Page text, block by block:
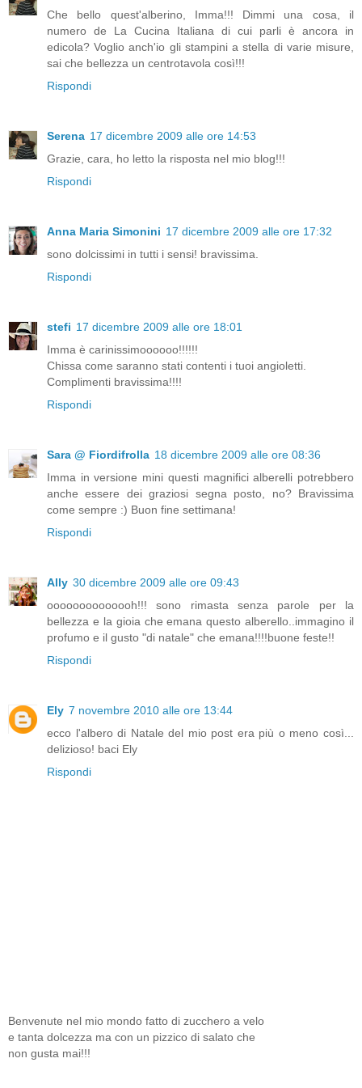
Che bello quest'alberino, Imma!!! Dimmi una cosa, il
numero de La Cucina Italiana di cui parli è ancora in
edicola? Voglio anch'io gli stampini a stella di varie misure,
sai che bellezza un centrotavola così!!!
Rispondi
Serena 17 dicembre 2009 alle ore 14:53
Grazie, cara, ho letto la risposta nel mio blog!!!
Rispondi
Anna Maria Simonini 17 dicembre 2009 alle ore 17:32
sono dolcissimi in tutti i sensi! bravissima.
Rispondi
stefi 17 dicembre 2009 alle ore 18:01
Imma è carinissimoooooo!!!!!!
Chissa come saranno stati contenti i tuoi angioletti.
Complimenti bravissima!!!!
Rispondi
Sara @ Fiordifrolla 18 dicembre 2009 alle ore 08:36
Imma in versione mini questi magnifici alberelli potrebbero
anche essere dei graziosi segna posto, no? Bravissima
come sempre :) Buon fine settimana!
Rispondi
Ally 30 dicembre 2009 alle ore 09:43
oooooooooooooh!!! sono rimasta senza parole per la
bellezza e la gioia che emana questo alberello..immagino il
profumo e il gusto "di natale" che emana!!!!buone feste!!
Rispondi
Ely 7 novembre 2010 alle ore 13:44
ecco l'albero di Natale del mio post era più o meno così...
delizioso! baci Ely
Rispondi
Benvenute nel mio mondo fatto di zucchero a velo
e tanta dolcezza ma con un pizzico di salato che
non gusta mai!!!